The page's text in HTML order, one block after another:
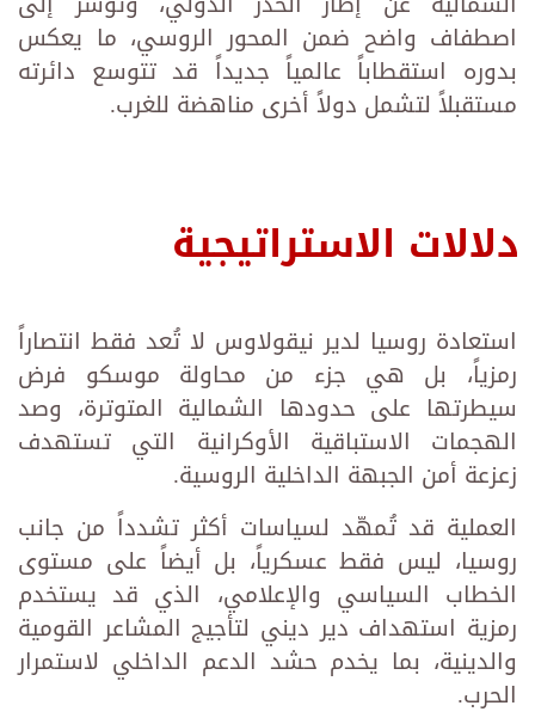
اصطفاف واضح ضمن المحور الروسي، ما يعكس
بدوره استقطاباً عالمياً جديداً قد تتوسع دائرته
مستقبلاً لتشمل دولاً أخرى مناهضة للغرب.
دلالات الاستراتيجية
استعادة روسيا لدير نيقولاوس لا تُعد فقط انتصاراً
رمزياً، بل هي جزء من محاولة موسكو فرض
سيطرتها على حدودها الشمالية المتوترة، وصد
الهجمات الاستباقية الأوكرانية التي تستهدف
زعزعة أمن الجبهة الداخلية الروسية.
العملية قد تُمهّد لسياسات أكثر تشدداً من جانب
روسيا، ليس فقط عسكرياً، بل أيضاً على مستوى
الخطاب السياسي والإعلامي، الذي قد يستخدم
رمزية استهداف دير ديني لتأجيج المشاعر القومية
والدينية، بما يخدم حشد الدعم الداخلي لاستمرار
الحرب.